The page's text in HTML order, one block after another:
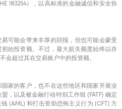
183254），以高标准的金融诚信和安全协
可能会带来丰厚的回报，但也可能会蒙受
始投资额。不过，最大损失额度始终以存
会超过其在交易账户中的投资额。
家的客户，也不在这些地区和国家开展业
，以及被金融行动特别工作组 (FATF) 确定
(AML) 和打击资助恐怖主义行为 (CFT) 方